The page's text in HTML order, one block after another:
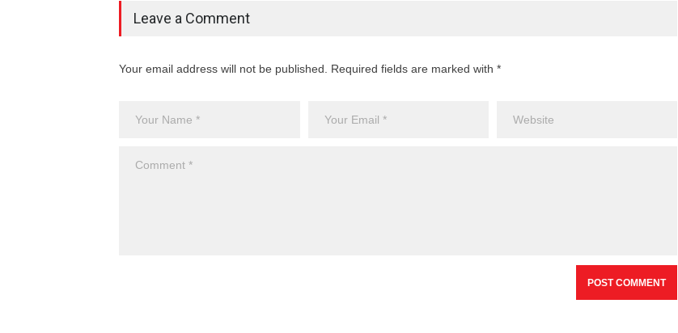
Leave a Comment
Your email address will not be published. Required fields are marked with *